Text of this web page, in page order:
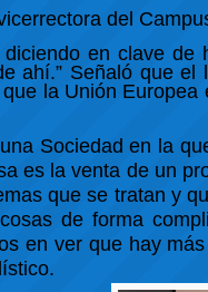
del
en clave
ahí.” Señaló que
la Unión
Sociedad en la
es la venta de un
que se tratan y
de forma
en ver que hay